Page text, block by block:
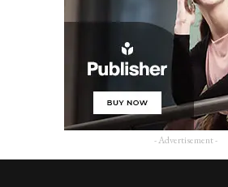
- Advertisement -